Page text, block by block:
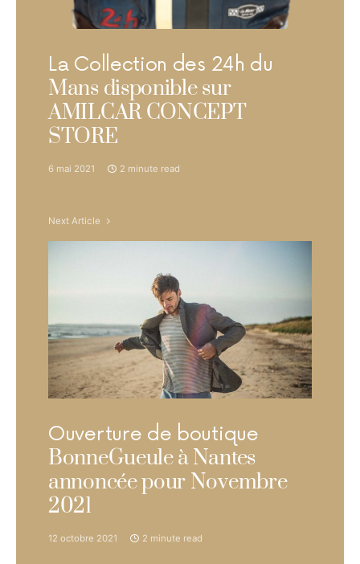
La Collection des 24h du
Mans disponible sur
AMILCAR CONCEPT
STORE
6 mai 2021 2 minute read
Next Article
Ouverture de boutique
BonneGueule à Nantes
annoncée pour Novembre
2021
12 octobre 2021 2 minute read